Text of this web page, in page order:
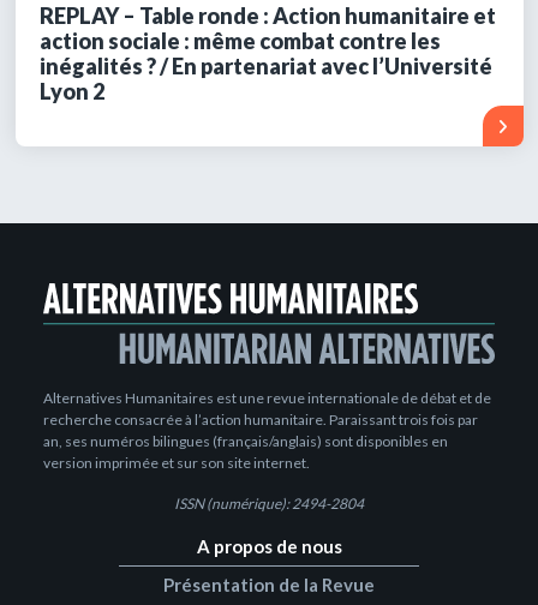
REPLAY – Table ronde : Action humanitaire et
action sociale : même combat contre les
inégalités ? / En partenariat avec l’Université
Lyon 2
Alternatives Humanitaires est une revue internationale de débat et de
recherche consacrée à l’action humanitaire. Paraissant trois fois par
an, ses numéros bilingues (français/anglais) sont disponibles en
version imprimée et sur son site internet.
ISSN (numérique): 2494-2804
A propos de nous
Présentation de la Revue